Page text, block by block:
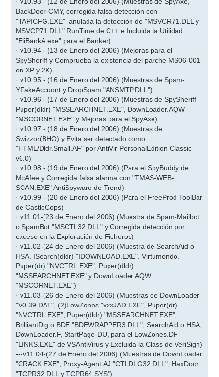
· v10.93 - (12 de Enero del 2006) (Muestras de SpyAxe,
BackDoor-CMY, corregida falsa detección con
"TAPICFG.EXE", anulada la detección de "MSVCR71.DLL y
MSVCP71.DLL" RunTime de C++ e Incluida la Utilidad
"EliBankA.exe" para el Banker)
· v10.94 - (13 de Enero del 2006) (Mejoras para el
SpySheriff y Comprueba la existencia del parche MS06-001
en XP y 2K)
· v10.95 - (16 de Enero del 2006) (Muestras de Spam-
YFakeAccuont y DropSpam "ANSMTP.DLL")
· v10.96 - (17 de Enero del 2006) (Muestras de SpySheriff,
Puper(dldr) "MSSEARCHNET.EXE", DownLoader.AQW
"MSCORNET.EXE" y Mejoras para el SpyAxe)
· v10.97 - (18 de Enero del 2006) (Muestras de
Swizzor(BHO) y Evita ser detectado como
"HTML/Dldr.Small.AF" por AntiVir PersonalEdition Classic
v6.0)
· v10.98 - (19 de Enero del 2006) (Para el SpyBuddy de
McAfee y Corregida falsa alarma con "TMAS-WEB-
SCAN.EXE" AntiSpyware de Trend)
· v10.99 - (20 de Enero del 2006) (Para el FreeProd ToolBar
de CastleCops)
· v11.01-(23 de Enero del 2006) (Muestra de Spam-Mailbot
o SpamBot "MSCTL32.DLL" y Corregida detección por
exceso en la Exploración de Ficheros)
· v11.02-(24 de Enero del 2006) (Muestra de SearchAid o
HSA, ISearch(dldr) "IDOWNLOAD.EXE", Virtumondo,
Puper(dr) "NVCTRL.EXE", Puper(dldr)
"MSSEARCHNET.EXE" y DownLoader.AQW
"MSCORNET.EXE")
· v11.03-(26 de Enero del 2006) (Muestras de DownLoader
"V0.39.DAT", (2)LowZones "xxxJAD.EXE", Puper(dr)
"NVCTRL.EXE", Puper(dldr) "MSSEARCHNET.EXE",
BrilliantDig o BDE "BDEWRAPPER3.DLL", SearchAid o HSA,
DownLoader.F, StartPage-DU, para el LowZones.DF
"LINKS.EXE" de VSAntiVirus y Excluida la Class de VeriSign)
---v11.04-(27 de Enero del 2006) (Muestras de DownLoader
"CRACK.EXE", Proxy-Agent.AJ "CTLDLG32.DLL", HaxDoor
"TCPR32.DLL y TCPR64.SYS")